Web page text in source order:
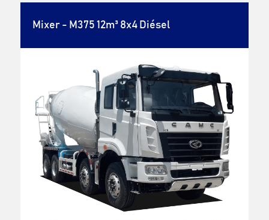
Mixer - M375 12m³ 8x4 Diésel